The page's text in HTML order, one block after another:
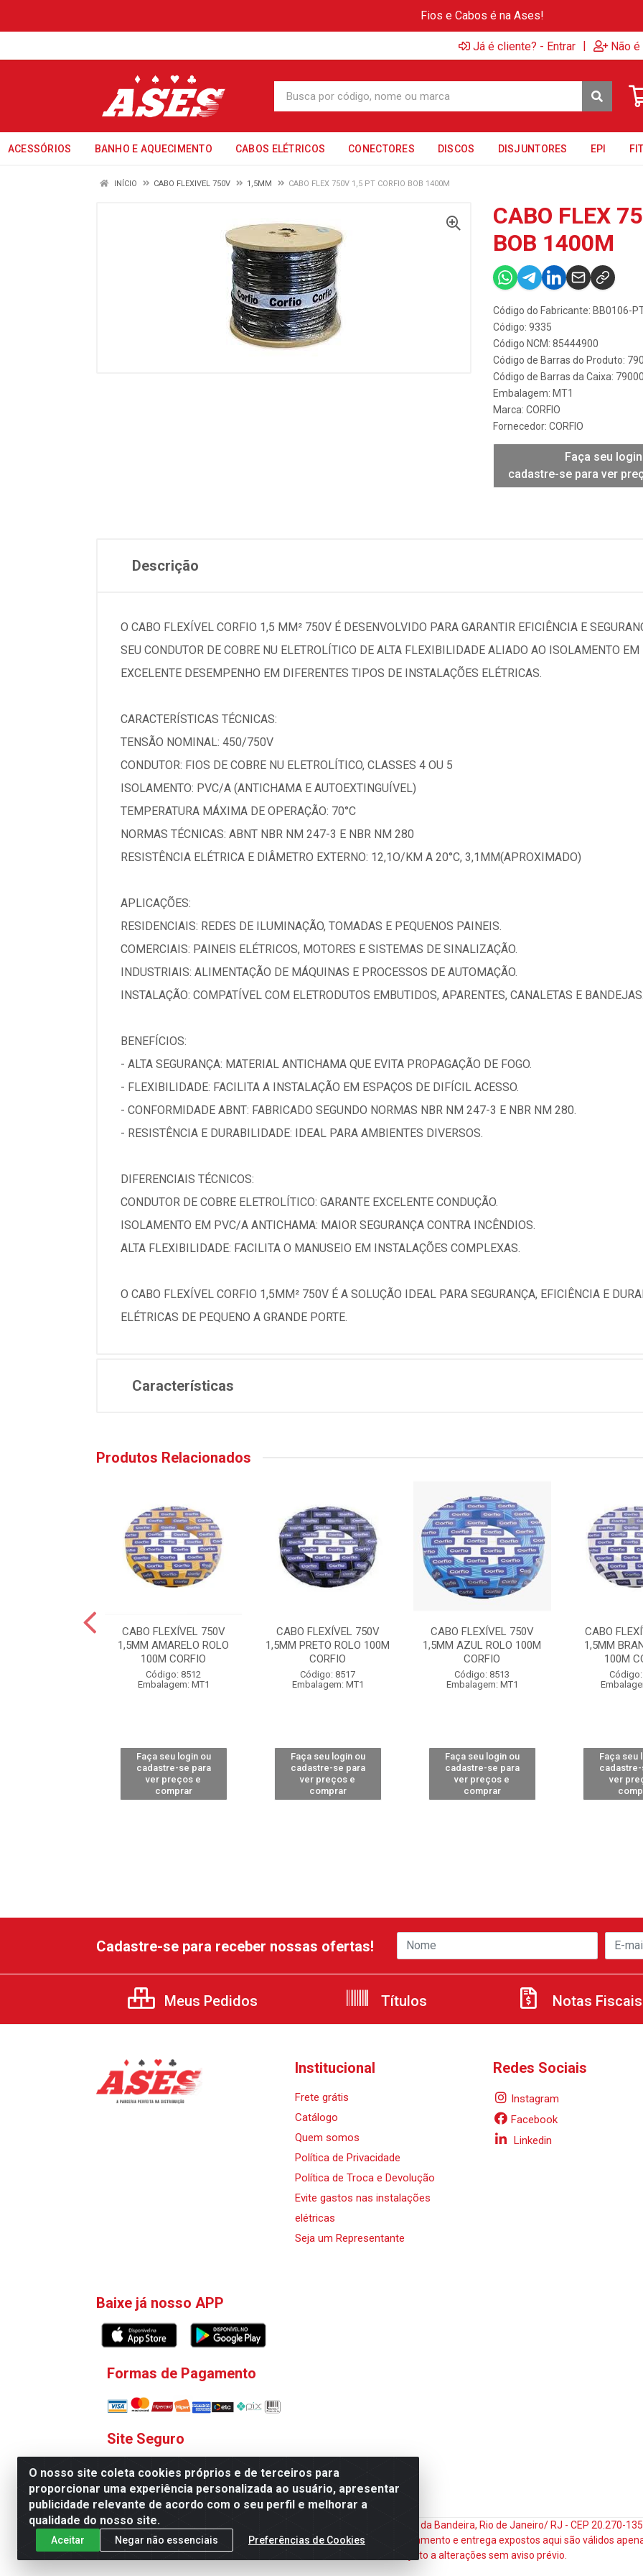
Fios e Cabos é na Ases!
Já é cliente? - Entrar | Não
ACESSÓRIOS BANHO E AQUECIMENTO CABOS ELÉTRICOS CONECTORES DISCOS DISJUNTORES EPI
INÍCIO CABO FLEXIVEL 750V 1,5MM CABO FLEX 750V 1,5 PT CORFIO BOB 1400M
CABO FLEX
BOB 1400M
Código do Fabricante: BB0106-
Código: 9335
Código NCM: 85444900
Código de Barras do Produto:
Código de Barras da Caixa:
Embalagem: MT1
Marca: CORFIO
Fornecedor: CORFIO
Faça seu
cadastre-se para ver
Descrição
O CABO FLEXÍVEL CORFIO 1,5 MM² 750V É DESENVOLVIDO PARA GARANTIR EFICIÊNCIA E
SEU CONDUTOR DE COBRE NU ELETROLÍTICO DE ALTA FLEXIBILIDADE ALIADO AO ISOLAMENTO
EXCELENTE DESEMPENHO EM DIFERENTES TIPOS DE INSTALAÇÕES ELÉTRICAS.
CARACTERÍSTICAS TÉCNICAS:
TENSÃO NOMINAL: 450/750V
CONDUTOR: FIOS DE COBRE NU ELETROLÍTICO, CLASSES 4 OU 5
ISOLAMENTO: PVC/A (ANTICHAMA E AUTOEXTINGUÍVEL)
TEMPERATURA MÁXIMA DE OPERAÇÃO: 70°C
NORMAS TÉCNICAS: ABNT NBR NM 247-3 E NBR NM 280
RESISTÊNCIA ELÉTRICA E DIÂMETRO EXTERNO: 12,1O/KM A 20°C, 3,1MM(APROXIMADO)
APLICAÇÕES:
RESIDENCIAIS: REDES DE ILUMINAÇÃO, TOMADAS E PEQUENOS PAINEIS.
COMERCIAIS: PAINEIS ELÉTRICOS, MOTORES E SISTEMAS DE SINALIZAÇÃO.
INDUSTRIAIS: ALIMENTAÇÃO DE MÁQUINAS E PROCESSOS DE AUTOMAÇÃO.
INSTALAÇÃO: COMPATÍVEL COM ELETRODUTOS EMBUTIDOS, APARENTES, CANALETAS E
BENEFÍCIOS:
- ALTA SEGURANÇA: MATERIAL ANTICHAMA QUE EVITA PROPAGAÇÃO DE FOGO.
- FLEXIBILIDADE: FACILITA A INSTALAÇÃO EM ESPAÇOS DE DIFÍCIL ACESSO.
- CONFORMIDADE ABNT: FABRICADO SEGUNDO NORMAS NBR NM 247-3 E NBR NM 280.
- RESISTÊNCIA E DURABILIDADE: IDEAL PARA AMBIENTES DIVERSOS.
DIFERENCIAIS TÉCNICOS:
CONDUTOR DE COBRE ELETROLÍTICO: GARANTE EXCELENTE CONDUÇÃO.
ISOLAMENTO EM PVC/A ANTICHAMA: MAIOR SEGURANÇA CONTRA INCÊNDIOS.
ALTA FLEXIBILIDADE: FACILITA O MANUSEIO EM INSTALAÇÕES COMPLEXAS.
O CABO FLEXÍVEL CORFIO 1,5MM² 750V É A SOLUÇÃO IDEAL PARA SEGURANÇA, EFICIÊNCIA E
ELÉTRICAS DE PEQUENO A GRANDE PORTE.
Características
Produtos Relacionados
CABO FLEXÍVEL 750V
1,5MM AMARELO ROLO
100M CORFIO
Código: 8512
Embalagem: MT1
Faça seu login ou
cadastre-se para
ver preços e
comprar
CABO FLEXÍVEL 750V
1,5MM PRETO ROLO 100M
CORFIO
Código: 8517
Embalagem: MT1
Faça seu login ou
cadastre-se para
ver preços e
comprar
CABO FLEXÍVEL 750V
1,5MM AZUL ROLO 100M
CORFIO
Código: 8513
Embalagem: MT1
Faça seu login ou
cadastre-se para
ver preços e
comprar
CABO
1,5MM
100M
Faça seu
ver
O nosso site coleta cookies próprios e de terceiros para
proporcionar uma experiência personalizada ao usuário, apresentar
publicidade relevante de acordo com o seu perfil e melhorar a
qualidade do nosso site.
Aceitar Negar não essenciais Preferências de Cookies
Cadastre-se para receber nossas ofertas!
Meus Pedidos Títulos Notas Fiscais
Institucional
Frete grátis
Catálogo
Quem somos
Política de Privacidade
Política de Troca e Devolução
Evite gastos nas instalações
elétricas
Seja um Representante
Redes Sociais
Instagram
Facebook
Linkedin
Baixe já nosso APP
Formas de Pagamento
Site Seguro
V. C. Ferragens LTDA - Rua do Matoso, 132 - Praça da Bandeira, Rio de Janeiro/ RJ - CEP 20.270-
Todas as regras de promoções, descontos, preços e prazos de pagamento e entrega expostos aqui são válidos
sujeito a alterações sem aviso prévio.